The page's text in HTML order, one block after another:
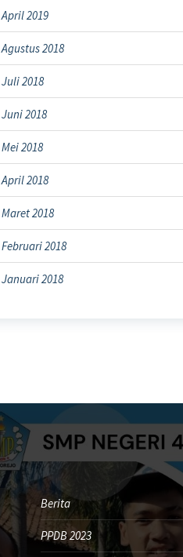
April 2019
Agustus 2018
Juli 2018
Juni 2018
Mei 2018
April 2018
Maret 2018
Februari 2018
Januari 2018
Berita
PPDB 2023